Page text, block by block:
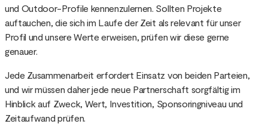
und Outdoor-Profile kennenzulernen. Sollten Projekte
auftauchen, die sich im Laufe der Zeit als relevant für unser
Profil und unsere Werte erweisen, prüfen wir diese gerne
genauer.
Jede Zusammenarbeit erfordert Einsatz von beiden Parteien,
und wir müssen daher jede neue Partnerschaft sorgfältig im
Hinblick auf Zweck, Wert, Investition, Sponsoringniveau und
Zeitaufwand prüfen.